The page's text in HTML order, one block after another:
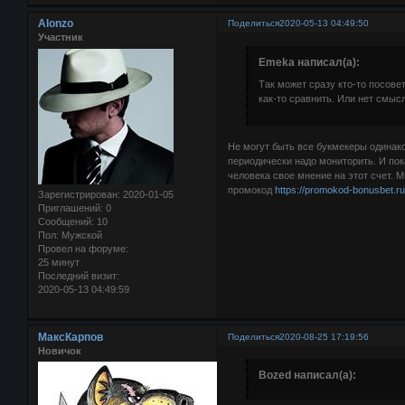
Поделиться2020-05-13 04:49:50
Alonzo
Участник
Зарегистрирован: 2020-01-05
Приглашений: 0
Сообщений: 10
Пол: Мужской
Провел на форуме:
25 минут
Последний визит:
2020-05-13 04:49:59
Emeka написал(а):
Так может сразу кто-то
как-то сравнить. Или нет
Не могут быть все букмекеры
периодически надо мониторить. И
человека свое мнение на этот счет.
промокодhttps://promokod-
Поделиться2020-08-25 17:19:56
МаксКарпов
Новичок
Bozed написал(а):